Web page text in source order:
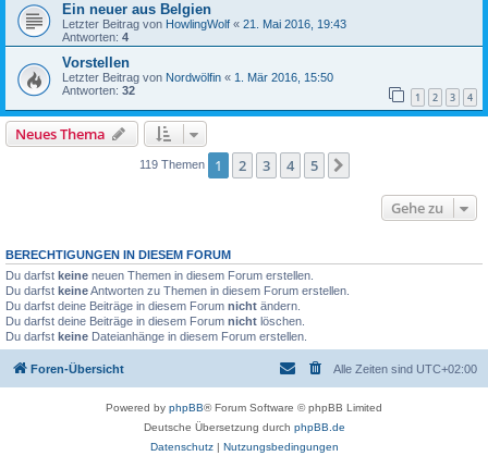
Ein neuer aus Belgien
Letzter Beitrag von HowlingWolf « 21. Mai 2016, 19:43
Antworten: 4
Vorstellen
Letzter Beitrag von Nordwölfin « 1. Mär 2016, 15:50
Antworten: 32 1 2 3 4
Neues Thema
119 Themen 1 2 3 4 5
Gehe zu
BERECHTIGUNGEN IN DIESEM FORUM
Du darfst keine neuen Themen in diesem Forum erstellen.
Du darfst keineAntworten zu Themen in diesem Forum erstellen.
Du darfst deine Beiträge in diesem Forum nicht ändern.
Du darfst deine Beiträge in diesem Forum nicht löschen.
Du darfst keine Dateianhänge in diesem Forum erstellen.
Foren-Übersicht Alle Zeiten sind UTC+02:00
Powered by phpBB® Forum Software © phpBB Limited
Deutsche Übersetzung durch phpBB.de
Datenschutz| Nutzungsbedingungen